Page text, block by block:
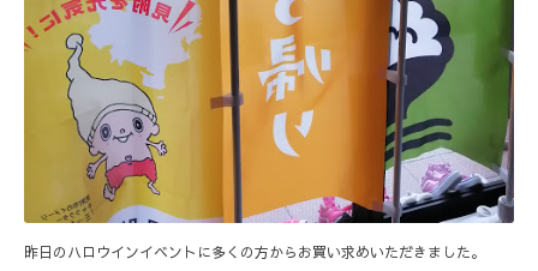
昨日のハロウインイベントに多くの方からお買い求めいただきました。